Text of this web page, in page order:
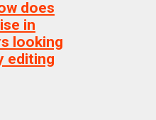
does
in
looking
editing